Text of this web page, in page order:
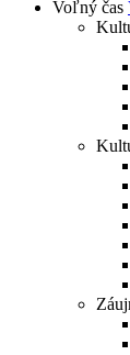
Voľný čas